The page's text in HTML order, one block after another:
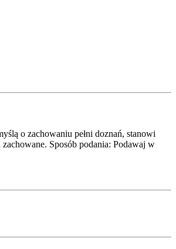
o zachowaniu pełni doznań, stanowi
Sposób podania: Podawaj w